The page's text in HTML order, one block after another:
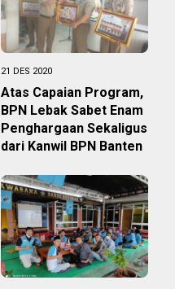
21 DES 2020
Atas Capaian Program,
BPN Lebak Sabet Enam
Penghargaan Sekaligus
dari Kanwil BPN Banten